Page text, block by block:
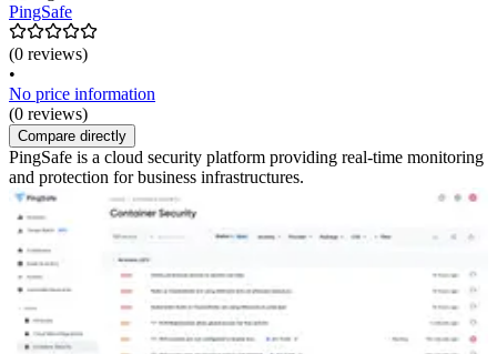
PingSafe
(0 reviews)
•
No price information
(0 reviews)
Compare directly
PingSafe is a cloud security platform providing real-time monitoring
and protection for business infrastructures.